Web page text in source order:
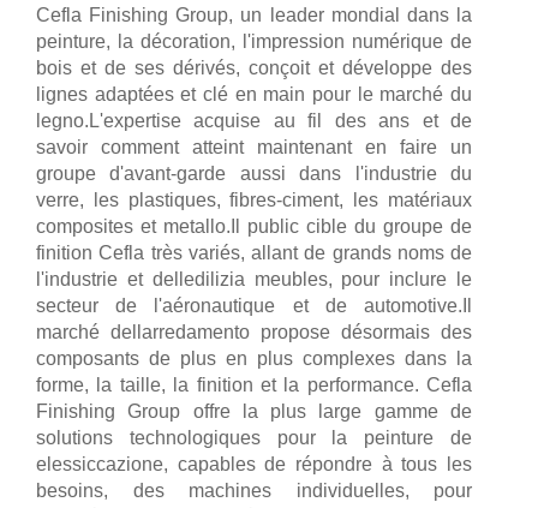
Cefla Finishing Group, un leader mondial dans la
peinture, la décoration, l'impression numérique de
bois et de ses dérivés, conçoit et développe des
lignes adaptées et clé en main pour le marché du
legno.L'expertise acquise au fil des ans et de
savoir comment atteint maintenant en faire un
groupe d'avant-garde aussi dans l'industrie du
verre, les plastiques, fibres-ciment, les matériaux
composites et metallo.Il public cible du groupe de
finition Cefla très variés, allant de grands noms de
l'industrie et delledilizia meubles, pour inclure le
secteur de l'aéronautique et de automotive.Il
marché dellarredamento propose désormais des
composants de plus en plus complexes dans la
forme, la taille, la finition et la performance. Cefla
Finishing Group offre la plus large gamme de
solutions technologiques pour la peinture de
elessiccazione, capables de répondre à tous les
besoins, des machines individuelles, pour